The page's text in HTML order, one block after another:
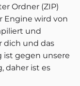
Ordner (ZIP)
Engine wird von
und
dich und das
ist gegen unsere
daher ist es